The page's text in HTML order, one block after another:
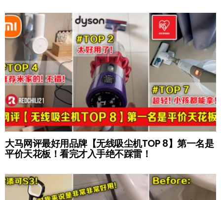
大马网评最好用品牌【无线吸尘机TOP 8】第一名是
平价天花板！看完才入手绝不踩雷！